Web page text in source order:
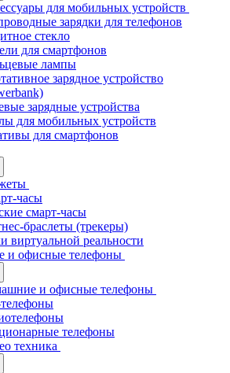
для мобильных устройств
зарядки для телефонов
стекло
для смартфонов
лампы
зарядное устройство
зарядные устройства
для мобильных устройств
для смартфонов
часы
смарт-часы
браслеты (трекеры)
виртуальной реальности
и офисные телефоны
и офисные телефоны
телефоны
техника